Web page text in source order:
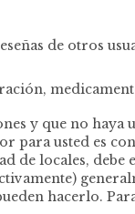
de otros
y que no haya
para usted es
de locales, debe
hacerlo.